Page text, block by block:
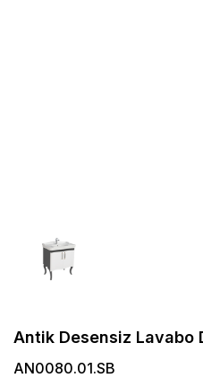
Antik Desensiz Lavabo
AN0080.01.SB